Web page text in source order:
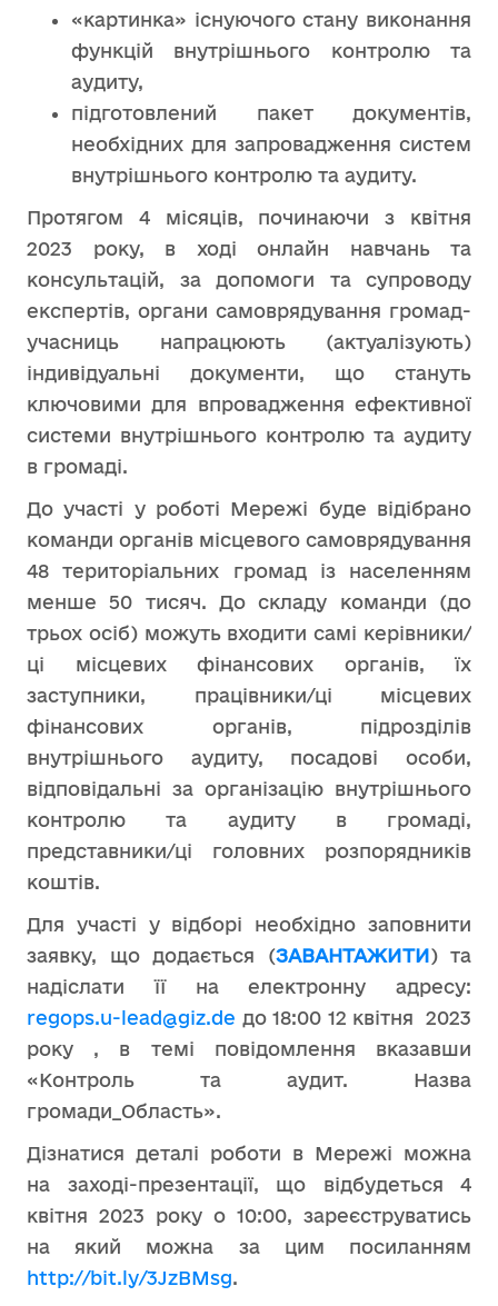
«картинка» існуючого стану виконання
функцій внутрішнього контролю та
аудиту,
підготовлений пакет документів,
необхідних для запровадження систем
внутрішнього контролю та аудиту.
Протягом 4 місяців, починаючи з квітня
2023 року, в ході онлайн навчань та
консультацій, за допомоги та супроводу
експертів, органи самоврядування громад-
учасниць напрацюють (актуалізують)
індивідуальні документи, що стануть
ключовими для впровадження ефективної
системи внутрішнього контролю та аудиту
в громаді.
До участі у роботі Мережі буде відібрано
команди органів місцевого самоврядування
48 територіальних громад із населенням
менше 50 тисяч. До складу команди (до
трьох осіб) можуть входити самі керівники/
ці місцевих фінансових органів, їх
заступники, працівники/ці місцевих
фінансових органів, підрозділів
внутрішнього аудиту, посадові особи,
відповідальні за організацію внутрішнього
контролю та аудиту в громаді,
представники/ці головних розпорядників
коштів.
Для участі у відборі необхідно заповнити
заявку, що додається (ЗАВАНТАЖИТИ) та
надіслати її на електронну адресу:
regops.u-lead@giz.de до 18:00 12 квітня 2023
року , в темі повідомлення вказавши
«Контроль та аудит. Назва
громади_Область».
Дізнатися деталі роботи в Мережі можна
на заході-презентації, що відбудеться 4
квітня 2023 року о 10:00, зареєструватись
на який можна за цим посиланням
http://bit.ly/3JzBMsg.